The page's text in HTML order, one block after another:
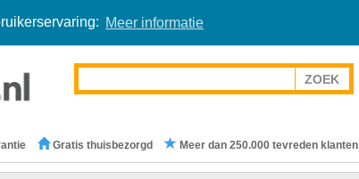
Meer informatie
Gratis thuisbezorgd Meer dan 250.000 tevreden klanten